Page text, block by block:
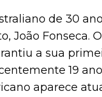
de 30
João Fonseca.
a sua
19
aparece